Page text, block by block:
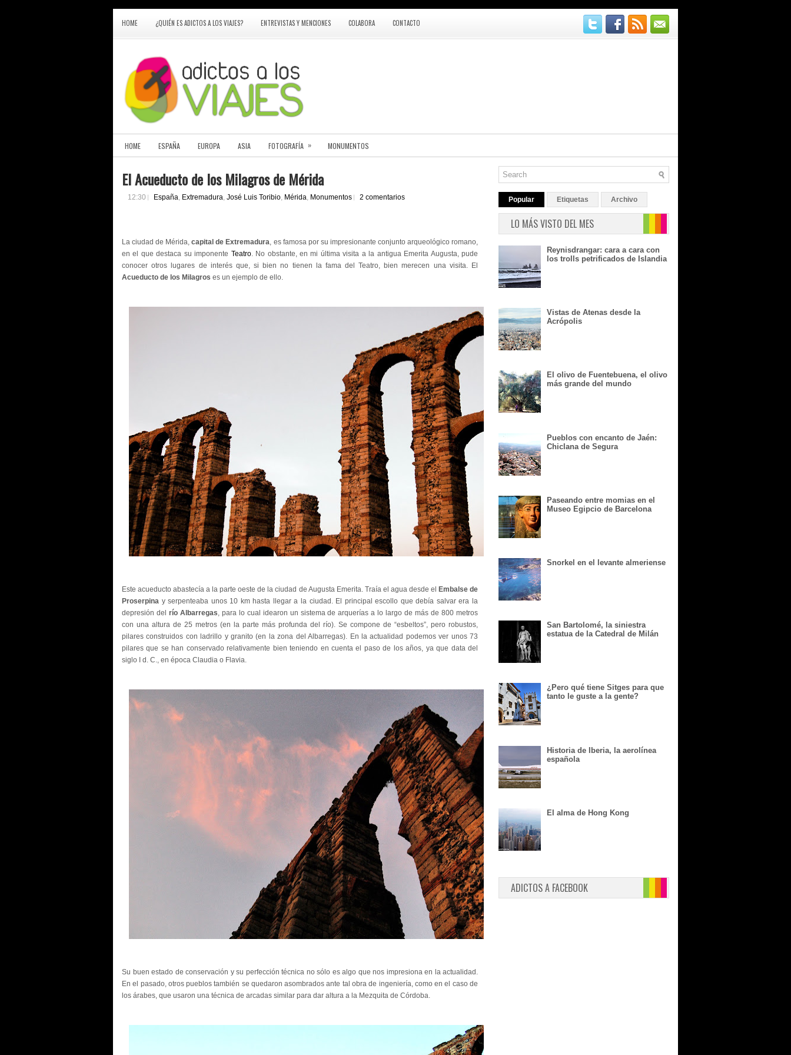
HOME ¿QUIÉN ES ADICTOS A LOS VIAJES? ENTREVISTAS Y MENCIONES COLABORA CONTACTO
HOME ESPAÑA EUROPA ASIA FOTOGRAFÍA » MONUMENTOS
El Acueducto de los Milagros de Mérida
12:30 España, Extremadura, José Luis Toribio, Mérida, Monumentos 2 comentarios
La ciudad de Mérida,capital de Extremadura, es famosa por su impresionante conjunto arqueológico romano,
en el que destaca su imponente Teatro. No obstante, en mi última visita a la antigua Emerita Augusta, pude
conocer otros lugares de interés que, si bien no tienen la fama del Teatro, bien merecen una visita. El
Acueducto de los Milagros es un ejemplo de ello.
Este acueducto abastecía a la parte oeste de la ciudad de Augusta Emerita. Traía el agua desde el
Embalse de
Proserpina y serpenteaba unos 10 km hasta llegar a la ciudad. El principal escollo que debía salvar era la
depresión del río Albarregas, para lo cual idearon un sistema de arquerías a lo largo de más de 800 metros
con una altura de 25 metros (en la parte más profunda del río). Se compone de “esbeltos”, pero robustos,
pilares construidos con ladrillo y granito (en la zona del Albarregas). En la actualidad podemos ver unos 73
pilares que se han conservado relativamente bien teniendo en cuenta el paso de los años, ya que data del
siglo I d. C., en época Claudia o Flavia.
Su buen estado de conservación y su perfección técnica no sólo es algo que nos impresiona en la actualidad.
En el pasado, otros pueblos también se quedaron asombrados ante tal obra de ingeniería, como en el caso de
los árabes, que usaron una técnica de arcadas similar para dar altura a la Mezquita de Córdoba.
Popular Etiquetas Archivo
LO MÁS VISTO DEL MES
Reynisdrangar: cara a cara con
los trolls petrificados de Islandia
Vistas de Atenas desde la
Acrópolis
El olivo de Fuentebuena, el olivo
más grande del mundo
Pueblos con encanto de Jaén:
Chiclana de Segura
Paseando entre momias en el
Museo Egipcio de Barcelona
Snorkel en el levante almeriense
San Bartolomé, la siniestra
estatua de la Catedral de Milán
¿Pero qué tiene Sitges para que
tanto le guste a la gente?
Historia de Iberia, la aerolínea
española
El alma de Hong Kong
ADICTOS A FACEBOOK